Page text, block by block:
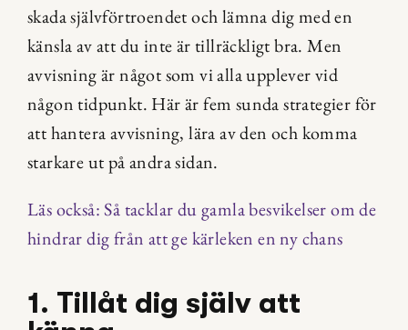
skada självförtroendet och lämna dig med en
känsla av att du inte är tillräckligt bra. Men
avvisning är något som vi alla upplever vid
någon tidpunkt. Här är fem sunda strategier för
att hantera avvisning, lära av den och komma
starkare ut på andra sidan.
Läs också: Så tacklar du gamla besvikelser om de
hindrar dig från att ge kärleken en ny chans
1. Tillåt dig själv att